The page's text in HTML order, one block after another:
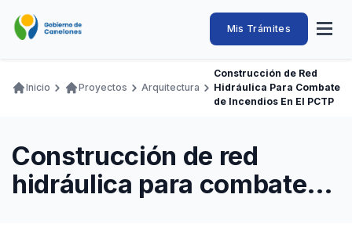
contenido
Intendencia
Canelones
Abrir
Navegación
Mis Trámites
Adquisiciones
Canelones Te Escucha
Ruta
Inicio Proyectos Arquitectura
Construcción de Red
Hidráulica Para Combate
de Incendios En El PCTP
Construcción de red
hidráulica para combate